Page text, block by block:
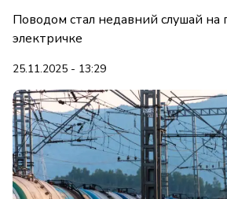
Поводом стал недавний слушай на
электричке
25.11.2025 - 13:29